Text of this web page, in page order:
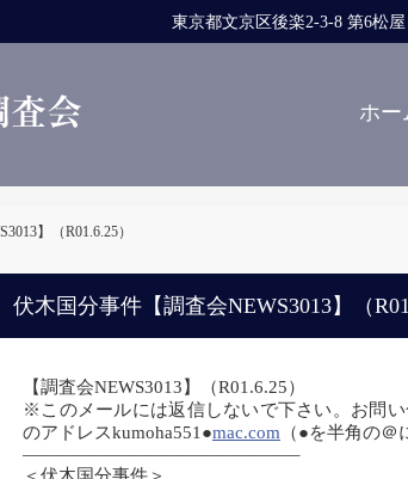
東京都文京区後楽2-3-8 第6松
ホー
】（R01.6.25）
伏木国分事件【調査会NEWS3013】（
【調査会NEWS3013】（R01.6.25）
※このメールには返信しないで下さい。お問
のアドレスkumoha551●mac.com （●を半角の
———————————————–